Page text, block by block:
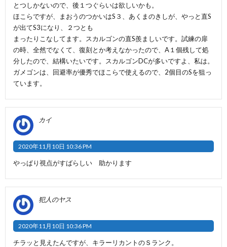
とつしかないので、後１つぐらいは欲しいかも。
ほこらですが、まおうのつかいはS３、あくまのきしが、やっと直S
が出てS3になり、２つとも
まったりこなしてます。スカルゴンの直S羨ましいです。試練の扉
の時、全然でなくて、復刻とか考えなかったので、A１個残して処
分したので、結構いたいです。スカルゴンDCが多いですよ、私は。
ガメゴンは、回避率が優秀でほこらで使えるので、2個目のSを狙っ
ています。
カイ
2020年11月10日 10:36 PM
やっぱり視点がすばらしい 助かります
犯人のヤス
2020年11月10日 10:36 PM
チラッと見えたんですが、キラーリカントのＳランク。